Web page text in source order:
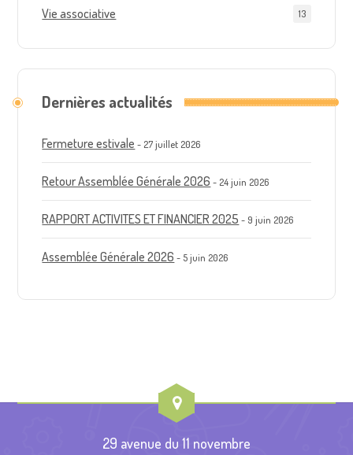
Vie associative 13
Dernières actualités
Fermeture estivale 27 juillet 2026
Retour Assemblée Générale 2026 24 juin 2026
RAPPORT ACTIVITES ET FINANCIER 2025 9 juin 2026
Assemblée Générale 2026 5 juin 2026
29 avenue du 11 novembre